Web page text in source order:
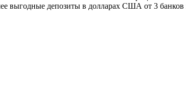
выгодные депозиты в долларах США от 3 банков